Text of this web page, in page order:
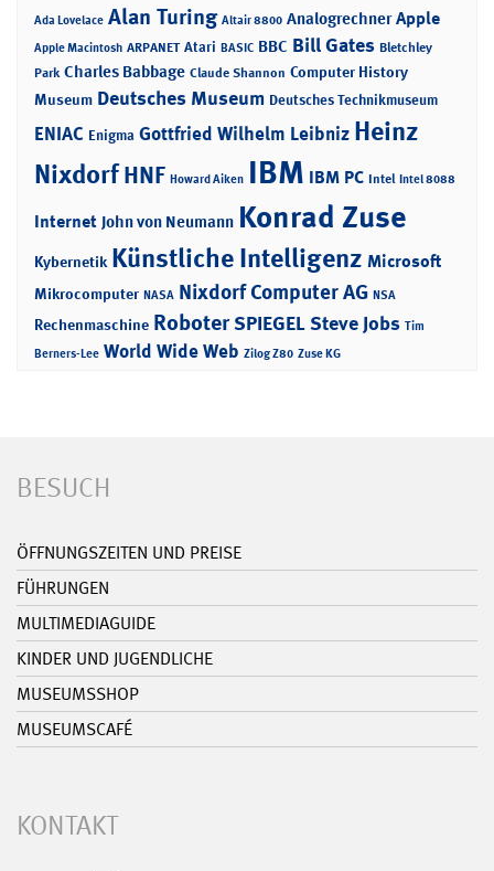
Ada Lovelace Alan Turing Altair 8800 Analogrechner Apple
Apple Macintosh ARPANET Atari BASIC BBC Bill Gates Bletchley
Park Charles Babbage Claude Shannon Computer History
Museum Deutsches Museum Deutsches Technikmuseum
ENIAC Enigma Gottfried Wilhelm Leibniz Heinz
NixdorfHNF Howard Aiken IBM IBM PC Intel Intel 8088
Internet John von Neumann Konrad Zuse
Kybernetik Künstliche Intelligenz Microsoft
Mikrocomputer NASA Nixdorf Computer AG NSA
Rechenmaschine RoboterSPIEGELSteve Jobs Tim
Berners-Lee World Wide Web Zilog Z80 Zuse KG
BESUCH
ÖFFNUNGSZEITEN UND PREISE
FÜHRUNGEN
MULTIMEDIAGUIDE
KINDER UND JUGENDLICHE
MUSEUMSSHOP
MUSEUMSCAFÉ
KONTAKT